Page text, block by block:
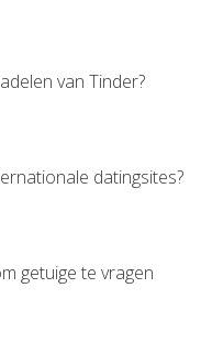
van Tinder?
datingsites?
getuige te vragen